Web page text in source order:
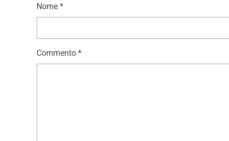
Commento *
Nome *